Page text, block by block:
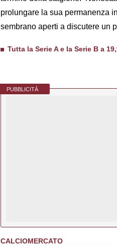
prolungare la sua permanenza
sembrano aperti a discutere un
Tutta la Serie A e la Serie B a
PUBBLICITÀ
CALCIOMERCATO